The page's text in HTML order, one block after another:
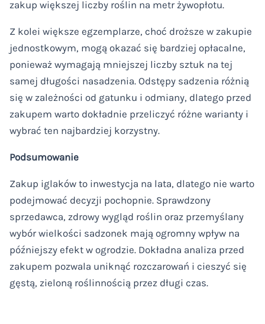
zakup większej liczby roślin na metr żywopłotu.
Z kolei większe egzemplarze, choć droższe w zakupie
jednostkowym, mogą okazać się bardziej opłacalne,
ponieważ wymagają mniejszej liczby sztuk na tej
samej długości nasadzenia. Odstępy sadzenia różnią
się w zależności od gatunku i odmiany, dlatego przed
zakupem warto dokładnie przeliczyć różne warianty i
wybrać ten najbardziej korzystny.
Podsumowanie
Zakup iglaków to inwestycja na lata, dlatego nie warto
podejmować decyzji pochopnie. Sprawdzony
sprzedawca, zdrowy wygląd roślin oraz przemyślany
wybór wielkości sadzonek mają ogromny wpływ na
późniejszy efekt w ogrodzie. Dokładna analiza przed
zakupem pozwala uniknąć rozczarowań i cieszyć się
gęstą, zieloną roślinnością przez długi czas.